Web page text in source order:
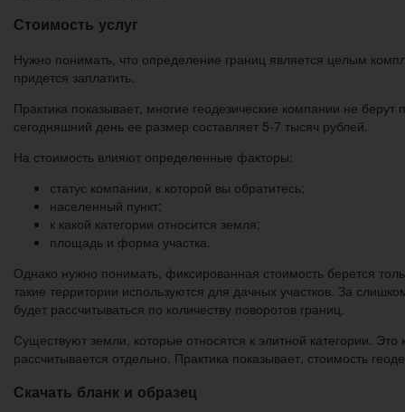
Стоимость услуг
Нужно понимать, что определение границ является целым
придется заплатить.
Практика показывает, многие геодезические компании не
сегодняшний день ее размер составляет 5-7 тысяч рублей.
На стоимость влияют определенные факторы:
статус компании, к которой вы обратитесь;
населенный пункт;
к какой категории относится земля;
площадь и форма участка.
Однако нужно понимать, фиксированная стоимость берется
такие территории используются для дачных участков. За
будет рассчитываться по количеству поворотов границ.
Существуют земли, которые относятся к элитной категории.
рассчитывается отдельно. Практика показывает, стоимость
Скачать бланк и образец